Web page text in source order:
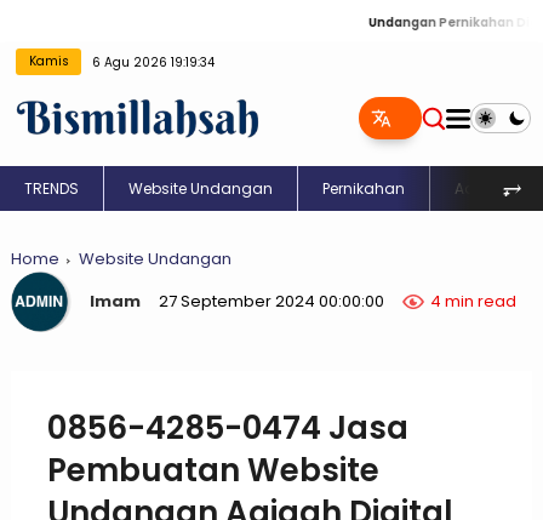
Undangan Pernikahan Digital:
Kamis 6 Agu 2026 19:19:35
TRENDS Website Undangan Pernikahan Aqiqah⥅
Home
Website Undangan
Imam
27 September 2024 00:00:00 4 min read
0856-4285-0474 Jasa
Pembuatan Website